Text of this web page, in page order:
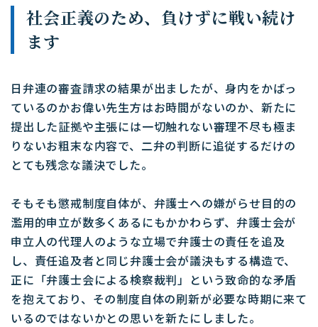
社会正義のため、負けずに戦い続け
ます
日弁連の審査請求の結果が出ましたが、身内をかばっ
ているのかお偉い先生方はお時間がないのか、新たに
提出した証拠や主張には一切触れない審理不尽も極ま
りないお粗末な内容で、二弁の判断に追従するだけの
とても残念な議決でした。
そもそも懲戒制度自体が、弁護士への嫌がらせ目的の
濫用的申立が数多くあるにもかかわらず、弁護士会が
申立人の代理人のような立場で弁護士の責任を追及
し、責任追及者と同じ弁護士会が議決もする構造で、
正に「弁護士会による検察裁判」という致命的な矛盾
を抱えており、その制度自体の刷新が必要な時期に来て
いるのではないかとの思いを新たにしました。